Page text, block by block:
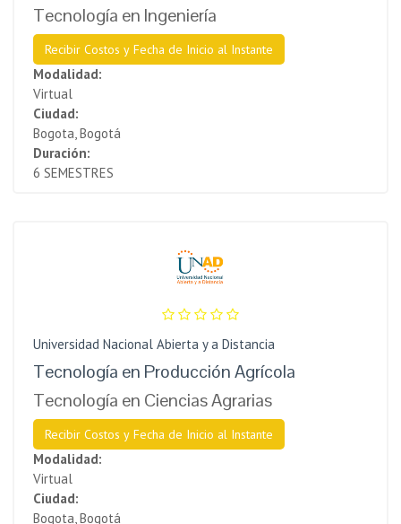
Tecnología en Ingeniería
Recibir Costos y Fecha de Inicio al Instante
Modalidad:
Virtual
Ciudad:
Bogota, Bogotá
Duración:
6 SEMESTRES
Universidad Nacional Abierta y a Distancia
Tecnología en Producción Agrícola
Tecnología en Ciencias Agrarias
Recibir Costos y Fecha de Inicio al Instante
Modalidad:
Virtual
Ciudad:
Bogota, Bogotá